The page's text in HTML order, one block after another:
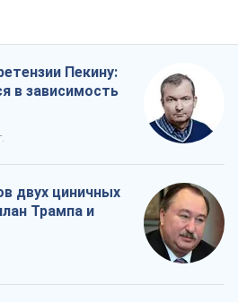
Пекину:
в зависимость
двух циничных
Трампа и